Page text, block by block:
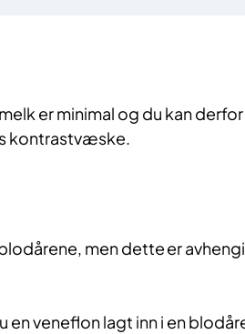
er minimal og du kan
kontrastvæske.
men dette er
en veneflon lagt inn i en